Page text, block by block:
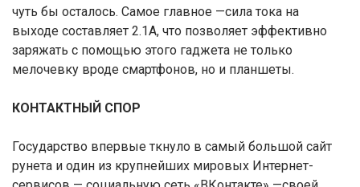
чуть бы осталось. Самое главное —сила тока на
выходе составляет 2.1А, что позволяет эффективно
заряжать с помощью этого гаджета не только
мелочевку вроде смартфонов, но и планшеты.
КОНТАКТНЫЙ СПОР
Государство впервые ткнуло в самый большой сайт
рунета и один из крупнейших мировых Интернет-